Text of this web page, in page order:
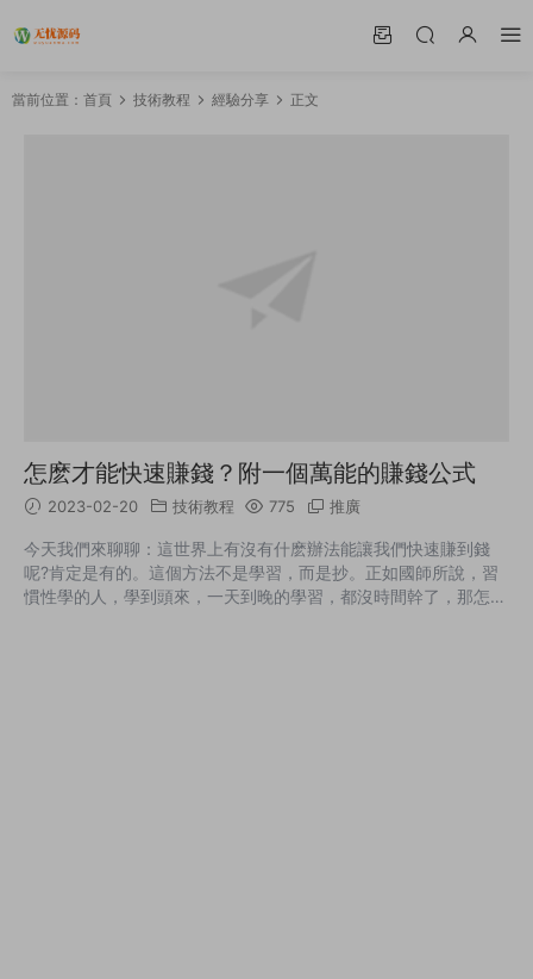
當前位置： 首頁 技術教程 經驗分享 正文
怎麽才能快速賺錢？附一個萬能的賺錢公式
2023-02-20 技術教程 775 推廣
今天我們來聊聊：這世界上有沒有什麽辦法能讓我們快速賺到錢
呢?肯定是有的。這個方法不是學習，而是抄。正如國師所說，習
慣性學的人，學到頭來，一天到晚的學習，都沒時間幹了，那怎麽